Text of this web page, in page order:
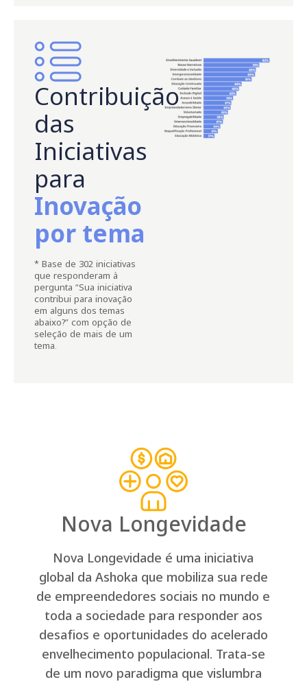
Contribuição
das
Iniciativas
para
Inovação
por tema
* Base de 302 iniciativas
que responderam à
pergunta “Sua iniciativa
contribui para inovação
em alguns dos temas
abaixo?” com opção de
seleção de mais de um
tema.
Nova Longevidade
Nova Longevidade é uma iniciativa
global da Ashoka que mobiliza sua rede
de empreendedores sociais no mundo e
toda a sociedade para responder aos
desafios e oportunidades do acelerado
envelhecimento populacional. Trata-se
de um novo paradigma que vislumbra